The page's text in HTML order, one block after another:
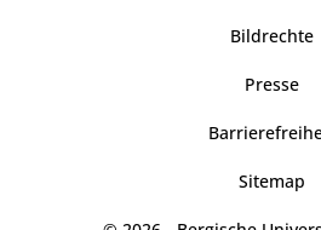
Bildrechte
Presse
Sitemap